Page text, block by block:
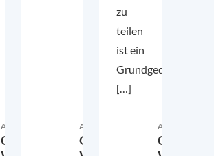
Autor:in
Ole
Autor:in
Ole
zu
teilen
ist ein
Grundgedanke
[…]
Autor:in
Ole